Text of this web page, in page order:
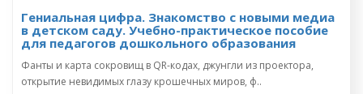
Гениальная цифра. Знакомство с новыми медиа
в детском саду. Учебно-практическое пособие
для педагогов дошкольного образования
Фанты и карта сокровищ в QR-кодах, джунгли из проектора,
открытие невидимых глазу крошечных миров, ф..